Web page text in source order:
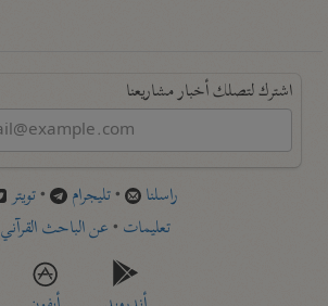
اشترك لتصلك أخبار مشاريعنا
راسلنا •تليجرام •تويتر
تعليمات •عن الباحث القرآني